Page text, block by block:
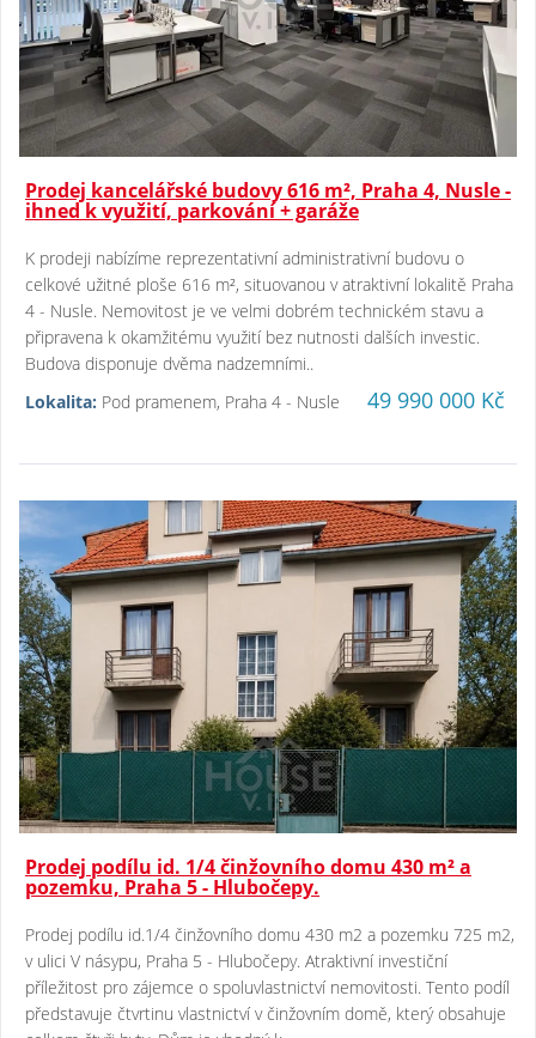
Prodej kancelářské budovy 616 m², Praha 4, Nusle -
ihned k využití, parkování + garáže
K prodeji nabízíme reprezentativní administrativní budovu o
celkové užitné ploše 616 m², situovanou v atraktivní lokalitě Praha
4 - Nusle. Nemovitost je ve velmi dobrém technickém stavu a
připravena k okamžitému využití bez nutnosti dalších investic.
Budova disponuje dvěma nadzemními..
Lokalita: Pod pramenem, Praha 4 - Nusle 49 990 000 Kč
Prodej podílu id. 1/4 činžovního domu 430 m² a
pozemku, Praha 5 - Hlubočepy.
Prodej podílu id.1/4 činžovního domu 430 m2 a pozemku 725 m2,
v ulici V násypu, Praha 5 - Hlubočepy. Atraktivní investiční
příležitost pro zájemce o spoluvlastnictví nemovitosti. Tento podíl
představuje čtvrtinu vlastnictví v činžovním domě, který obsahuje